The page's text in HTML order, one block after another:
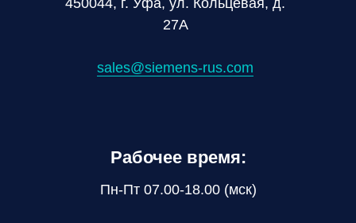
450044, г. Уфа, ул. Кольцевая, д.
27А
sales@siemens-rus.com
Пн-Пт 07.00-18.00 (мск)
Рабочее время: